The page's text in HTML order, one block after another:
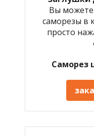
Вы можете
саморезы в
просто
Саморез